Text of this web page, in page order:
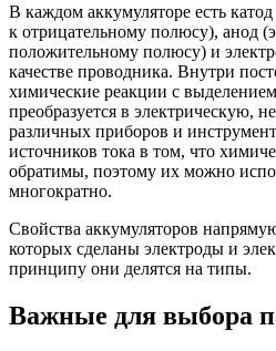
В каждом аккумуляторе есть
к отрицательному полюсу), анод
положительному полюсу) и
качестве проводника. Внутри
химические реакции с
преобразуется в электрическую,
различных приборов и
источников тока в том, что
обратимы, поэтому их можно
многократно.
Свойства аккумуляторов
которых сделаны электроды и
принципу они делятся на типы.
Важные для выбора